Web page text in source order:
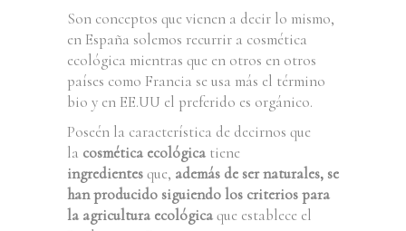
Son conceptos que vienen a decir lo mismo,
en España solemos recurrir a cosmética
ecológica mientras que en otros en otros
países como Francia se usa más el término
bio y en EE.UU el preferido es orgánico.
Poseén la característica de decirnos que
la cosmética ecológica tiene
ingredientesque, además de ser naturales, se
han producido siguiendo los criterios para
la agricultura ecológicaque establece el